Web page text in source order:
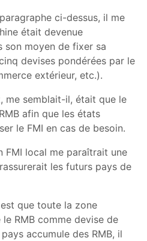
ci-dessus, il me
était devenue
son moyen de fixer sa
devises pondérées par le
extérieur, etc.).
me semblait-il, était que le
afin que les états
le FMI en cas de besoin.
FMI local me paraîtrait une
les futurs pays de
que toute la zone
RMB comme devise de
accumule des RMB, il